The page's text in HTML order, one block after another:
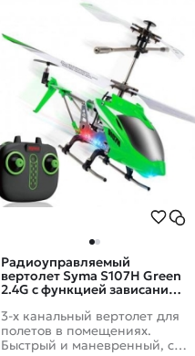
Радиоуправляемый
вертолет Syma S107H Green
2.4G с функцией зависания
3-х канальный вертолет для
полетов в помещениях.
Быстрый и маневренный, с